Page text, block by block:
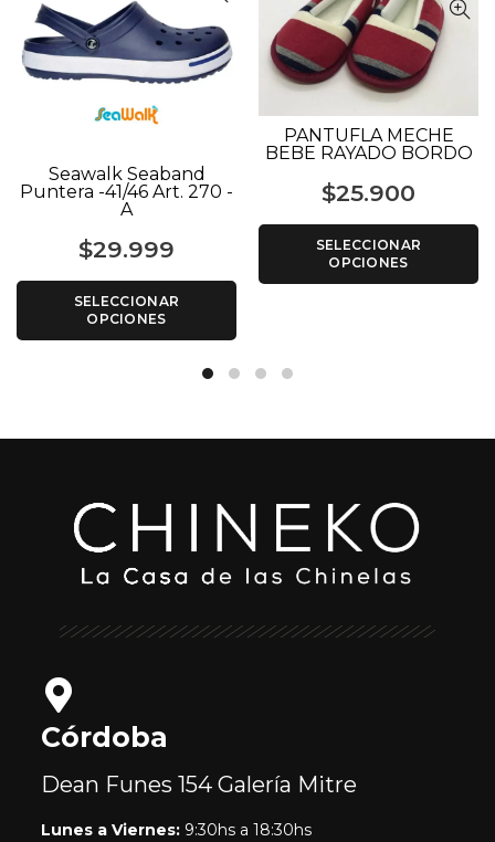
Seawalk Seaband
Puntera -41/46 Art. 270 -
A
$29.999
SELECCIONAR
OPCIONES
PANTUFLA MECHE
BEBE RAYADO BORDO
$25.900
SELECCIONAR
OPCIONES
Córdoba
Dean Funes 154Galería Mitre
Lunes a Viernes: 9:30hs a 18:30hs